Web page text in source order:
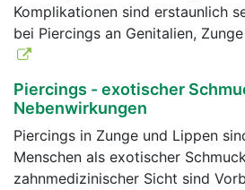
Komplikationen sind erstaunlich
bei Piercings an Genitalien,
Piercings - exotischer
Nebenwirkungen
Piercings in Zunge und Lippen
Menschen als exotischer
zahnmedizinischer Sicht sind